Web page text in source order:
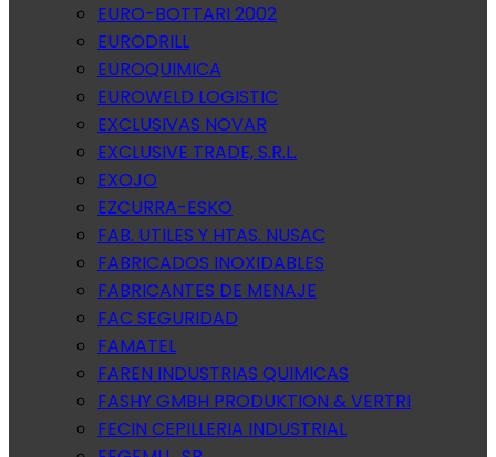
EURO-BOTTARI 2002
EURODRILL
EUROQUIMICA
EUROWELD LOGISTIC
EXCLUSIVAS NOVAR
EXCLUSIVE TRADE, S.R.L.
EXOJO
EZCURRA-ESKO
FAB. UTILES Y HTAS. NUSAC
FABRICADOS INOXIDABLES
FABRICANTES DE MENAJE
FAC SEGURIDAD
FAMATEL
FAREN INDUSTRIAS QUIMICAS
FASHY GMBH PRODUKTION & VERTRI
FECIN CEPILLERIA INDUSTRIAL